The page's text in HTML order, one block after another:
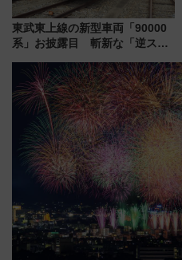
東武東上線の新型車両「90000
系」お披露目 斬新な「逆スラ
放的な車内空間に注目、デビュ
ーは9月